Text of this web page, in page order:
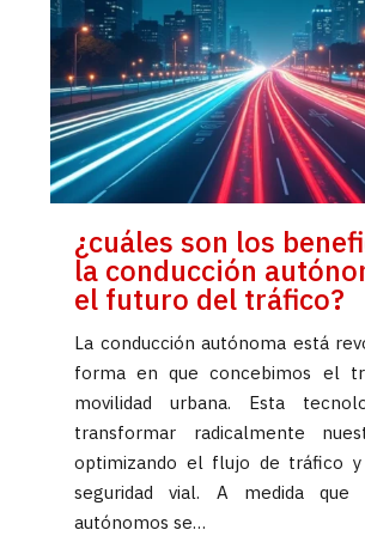
¿cuáles son los
la conducción
el futuro del tráfico?
La conducción autónoma está
forma en que concebimos el
movilidad urbana. Esta
transformar radicalmente
optimizando el flujo de tráfico
seguridad vial. A medida que
autónomos se…